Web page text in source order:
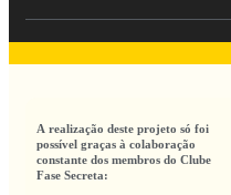
A realização deste projeto só foi
possível graças à colaboração
constante dos membros do Clube
Fase Secreta: